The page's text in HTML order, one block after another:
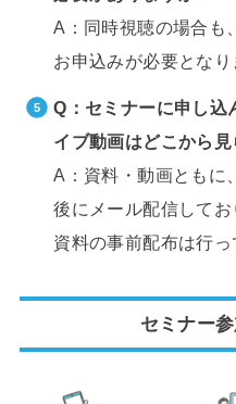
A：同時視聴の場合も
お申込みが必要となり
Q：セミナーに申し込
イブ動画はどこから見
A：資料・動画ともに
後にメール配信してお
資料の事前配布は行っ
セミナー